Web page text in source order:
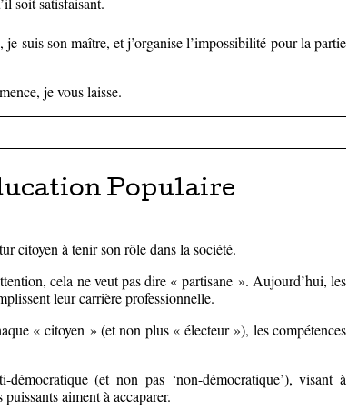
suis son maître, et j’organise l’impossibilité pour la partie
je vous laisse.
Populaire
citoyen à tenir son rôle dans la société.
cela ne veut pas dire « partisane ». Aujourd’hui, les
leur carrière professionnelle.
« citoyen » (et non plus « électeur »), les compétences
(et non pas ‘non-démocratique’), visant à
aiment à accaparer.